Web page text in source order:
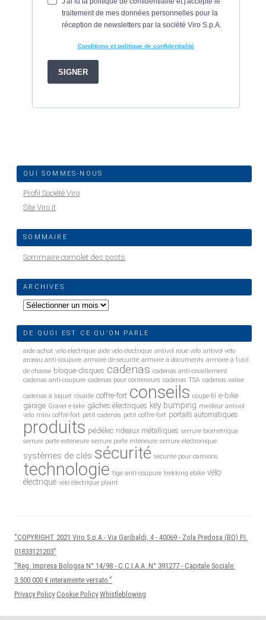
QUI SOMMES-NOUS
Profil Société Viro
Site Viro.it
SOMMAIRE
Sommaire complet des posts
ARCHIVES
Archives
DE QUOI EST CE QU’ON PARLE
aide achat velo electrique aide velo electrique antivol roue velo antivol vélo
arceau anti-coupure armoire de sécurité armoire à documents armoire à fusil
de chasse bloque-disques cadenas cadenas anti-cisaillement
cadenas anti-coupure cadenas pour conteneurs cadenas TSA cadenas valise
cadenas à loquet cisaille coffre-fort conseils coupe-fil
e-bike
garage Gravel e-bike gâches électriques key bumping meilleur antivol
velo mini coffre-fort petit cadenas petit coffre-fort portails automatiques
produits pédélec rideaux métalliques serrure biométrique
serrure porte extérieure serrure porte intérieure serrure électronique
systèmes de clés sécurité sécurité pour camions
technologie tige anti-coupure trekking ebike vélo
électrique vélo électrique pliant
"COPYRIGHT 2021 Viro S.p.A.- Via Garibaldi, 4 - 40069 - Zola Predosa (BO) P.I.
01833121203"
"Reg. Impresa Bologna N° 14/98 - C.C.I.A.A. N° 391277 - Capitale Sociale:
3.500.000 € interamente versato."
Privacy Policy Cookie Policy Whistleblowing